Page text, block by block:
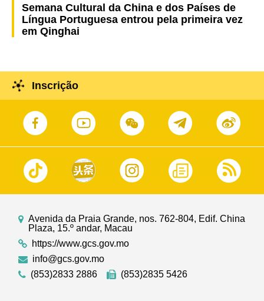
Semana Cultural da China e dos Países de
Língua Portuguesa entrou pela primeira vez
em Qinghai
Inscrição
Avenida da Praia Grande, nos. 762-804, Edif. China
Plaza, 15.º andar, Macau
https://www.gcs.gov.mo
info@gcs.gov.mo
(853)2833 2886
(853)2835 5426